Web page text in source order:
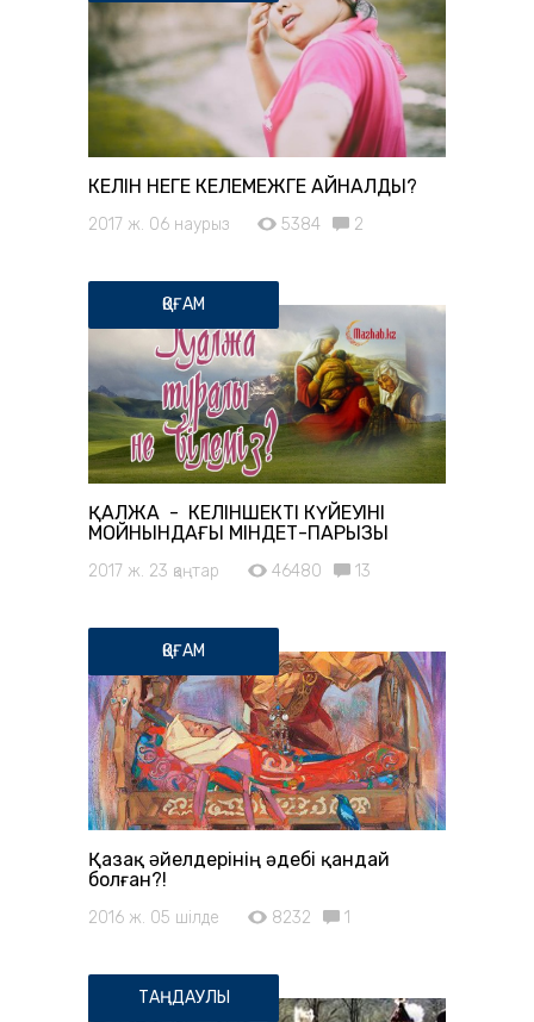
КЕЛІН НЕГЕ КЕЛЕМЕЖГЕ АЙНАЛДЫ?
2017 ж. 06 наурыз 5384 2
ҚОҒАМ
ҚАЛЖА - КЕЛІНШЕКТІҢ КҮЙЕУІНІҢ
МОЙНЫНДАҒЫ МІНДЕТ-ПАРЫЗЫ
2017 ж. 23 қаңтар 46480 13
ҚОҒАМ
Қазақ əйелдерінің әдебі қандай
болған?!
2016 ж. 05 шілде 8232 1
ТАҢДАУЛЫ